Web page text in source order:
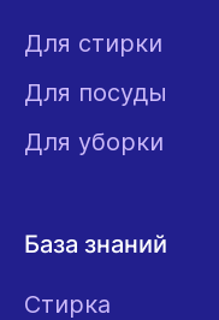
Для стирки
Для посуды
Для уборки
База знаний
Стирка